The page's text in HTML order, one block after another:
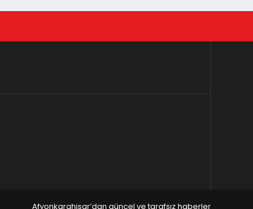
Afyonkarahisar’dan güncel ve tarafsız haberler